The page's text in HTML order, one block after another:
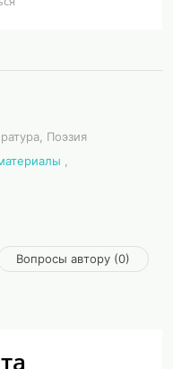
Поэзия
Вопросы автору (0)